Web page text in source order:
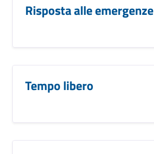
Risposta alle emergenze
Tempo libero